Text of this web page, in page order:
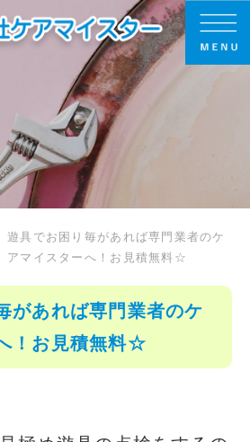
遊具でお困り毎があれば専門業者のケ
アマイスターへ！お見積無料☆
があれば専門業者のケ
！お見積無料☆